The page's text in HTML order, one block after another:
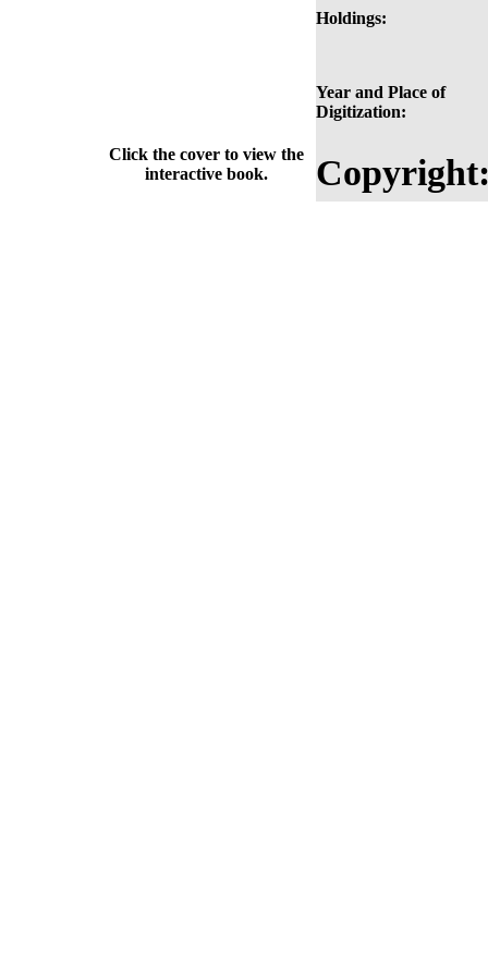
Holdings:
Year and Place of
Digitization:
Click the cover to view the
interactive book.